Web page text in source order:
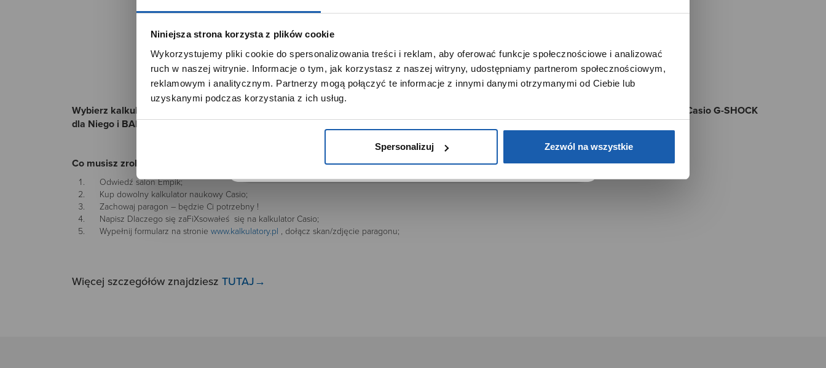
Niniejsza strona korzysta z plików cookie
Wykorzystujemy pliki cookie do spersonalizowania treści i reklam, aby oferować funkcje społecznościowe i analizować
ruch w naszej witrynie. Informacje o tym, jak korzystasz z naszej witryny, udostępniamy partnerom społecznościowym,
reklamowym i analitycznym. Partnerzy mogą połączyć te informacje z innymi danymi otrzymanymi od Ciebie lub
uzyskanymi podczas korzystania z ich usług.
Spersonalizuj Zezwól na wszystkie
Wybierz kalkulator Casio, napisz tak aby nas zaciekawić, dlaczego zaFiXsowałeś się na kalkulator Casio i wygrywaj super modne zegarki Casio G-SHOCK
dla Niego i BABY-G dla Niej oraz eleganckie kalkulatory dla każdego.
Co musisz zrobić:
Odwiedź salon Empik;
Kup dowolny kalkulator naukowy Casio;
Zachowaj paragon – będzie Ci potrzebny !
Napisz Dlaczego się zaFiXsowałeś się na kalkulator Casio;
Wypełnij formularz na stronie www.kalkulatory.pl , dołącz skan/zdjęcie paragonu;
Więcej szczegółów znajdziesz TUTAJ→
SZANOWNA UŻYTKOWNICZKO
Używamy plików cookie w celach analitycznych, statystycznych i
marketingowych, w tym aby analizować ruch w tej witrynie,
optymalizować jej działanie oraz zapamiętywać Twoje preferencje.
DOWIEDZ SIĘ WIĘCEJ PRZEJDŹ DO SERWISU